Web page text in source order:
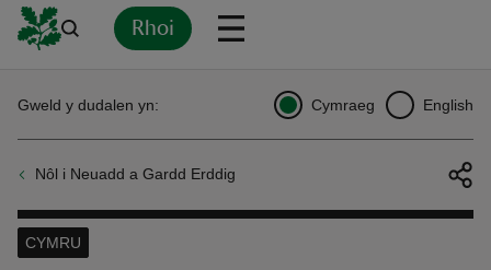
Rhoi
Nôl i Neuadd a Gardd Erddig
Gweld y dudalen yn: Cymraeg English
CYMRU